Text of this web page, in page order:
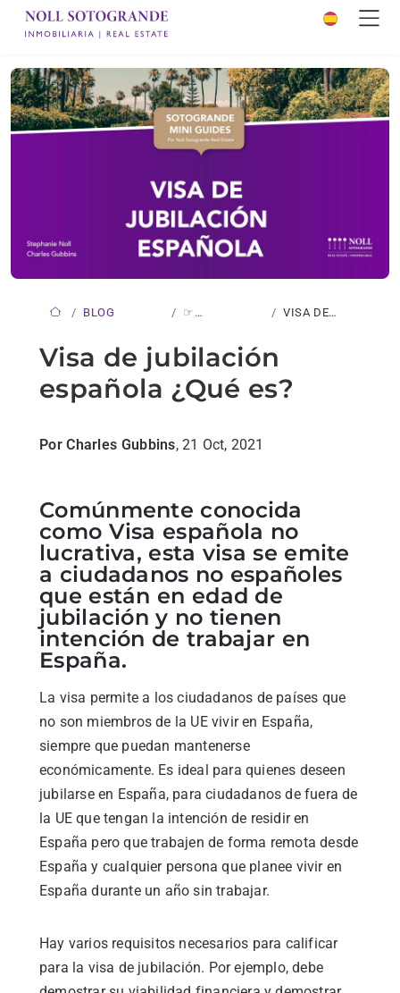
BLOG
☞
VISA DE
Visa de jubilación
española ¿Qué es?
Por Charles Gubbins, 21 Oct, 2021
Comúnmente conocida
como Visa española no
lucrativa, esta visa se emite
a ciudadanos no españoles
que están en edad de
jubilación y no tienen
intención de trabajar en
España.
La visa permite a los ciudadanos de países que
no son miembros de la UE vivir en España,
siempre que puedan mantenerse
económicamente. Es ideal para quienes deseen
jubilarse en España, para ciudadanos de fuera de
la UE que tengan la intención de residir en
España pero que trabajen de forma remota desde
España y cualquier persona que planee vivir en
España durante un año sin trabajar.
Hay varios requisitos necesarios para calificar
para la visa de jubilación. Por ejemplo, debe